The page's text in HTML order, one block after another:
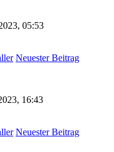
05:53
Neuester Beitrag
16:43
Neuester Beitrag